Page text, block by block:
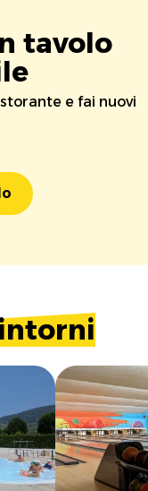
tavolo
e fai nuovi